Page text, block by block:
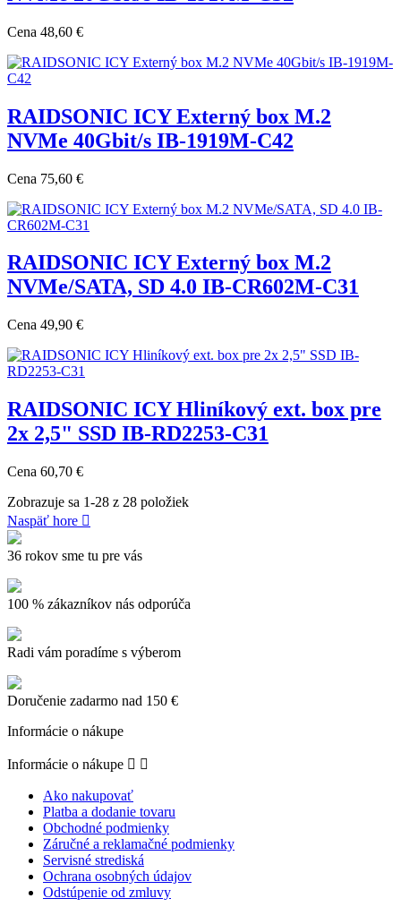
Cena 48,60 €
RAIDSONIC ICY Externý box M.2
NVMe 40Gbit/s IB-1919M-C42
Cena 75,60 €
RAIDSONIC ICY Externý box M.2
NVMe/SATA, SD 4.0 IB-CR602M-C31
Cena 49,90 €
RAIDSONIC ICY Hliníkový ext. box pre
2x 2,5" SSD IB-RD2253-C31
Cena 60,70 €
Zobrazuje sa 1-28 z 28 položiek
Naspäť hore 
36 rokov sme tu pre vás
100 % zákazníkov nás odporúča
Radi vám poradíme s výberom
Doručenie zadarmo nad 150 €
Informácie o nákupe
Informácie o nákupe  
Ako nakupovať
Platba a dodanie tovaru
Obchodné podmienky
Záručné a reklamačné podmienky
Servisné strediská
Ochrana osobných údajov
Odstúpenie od zmluvy